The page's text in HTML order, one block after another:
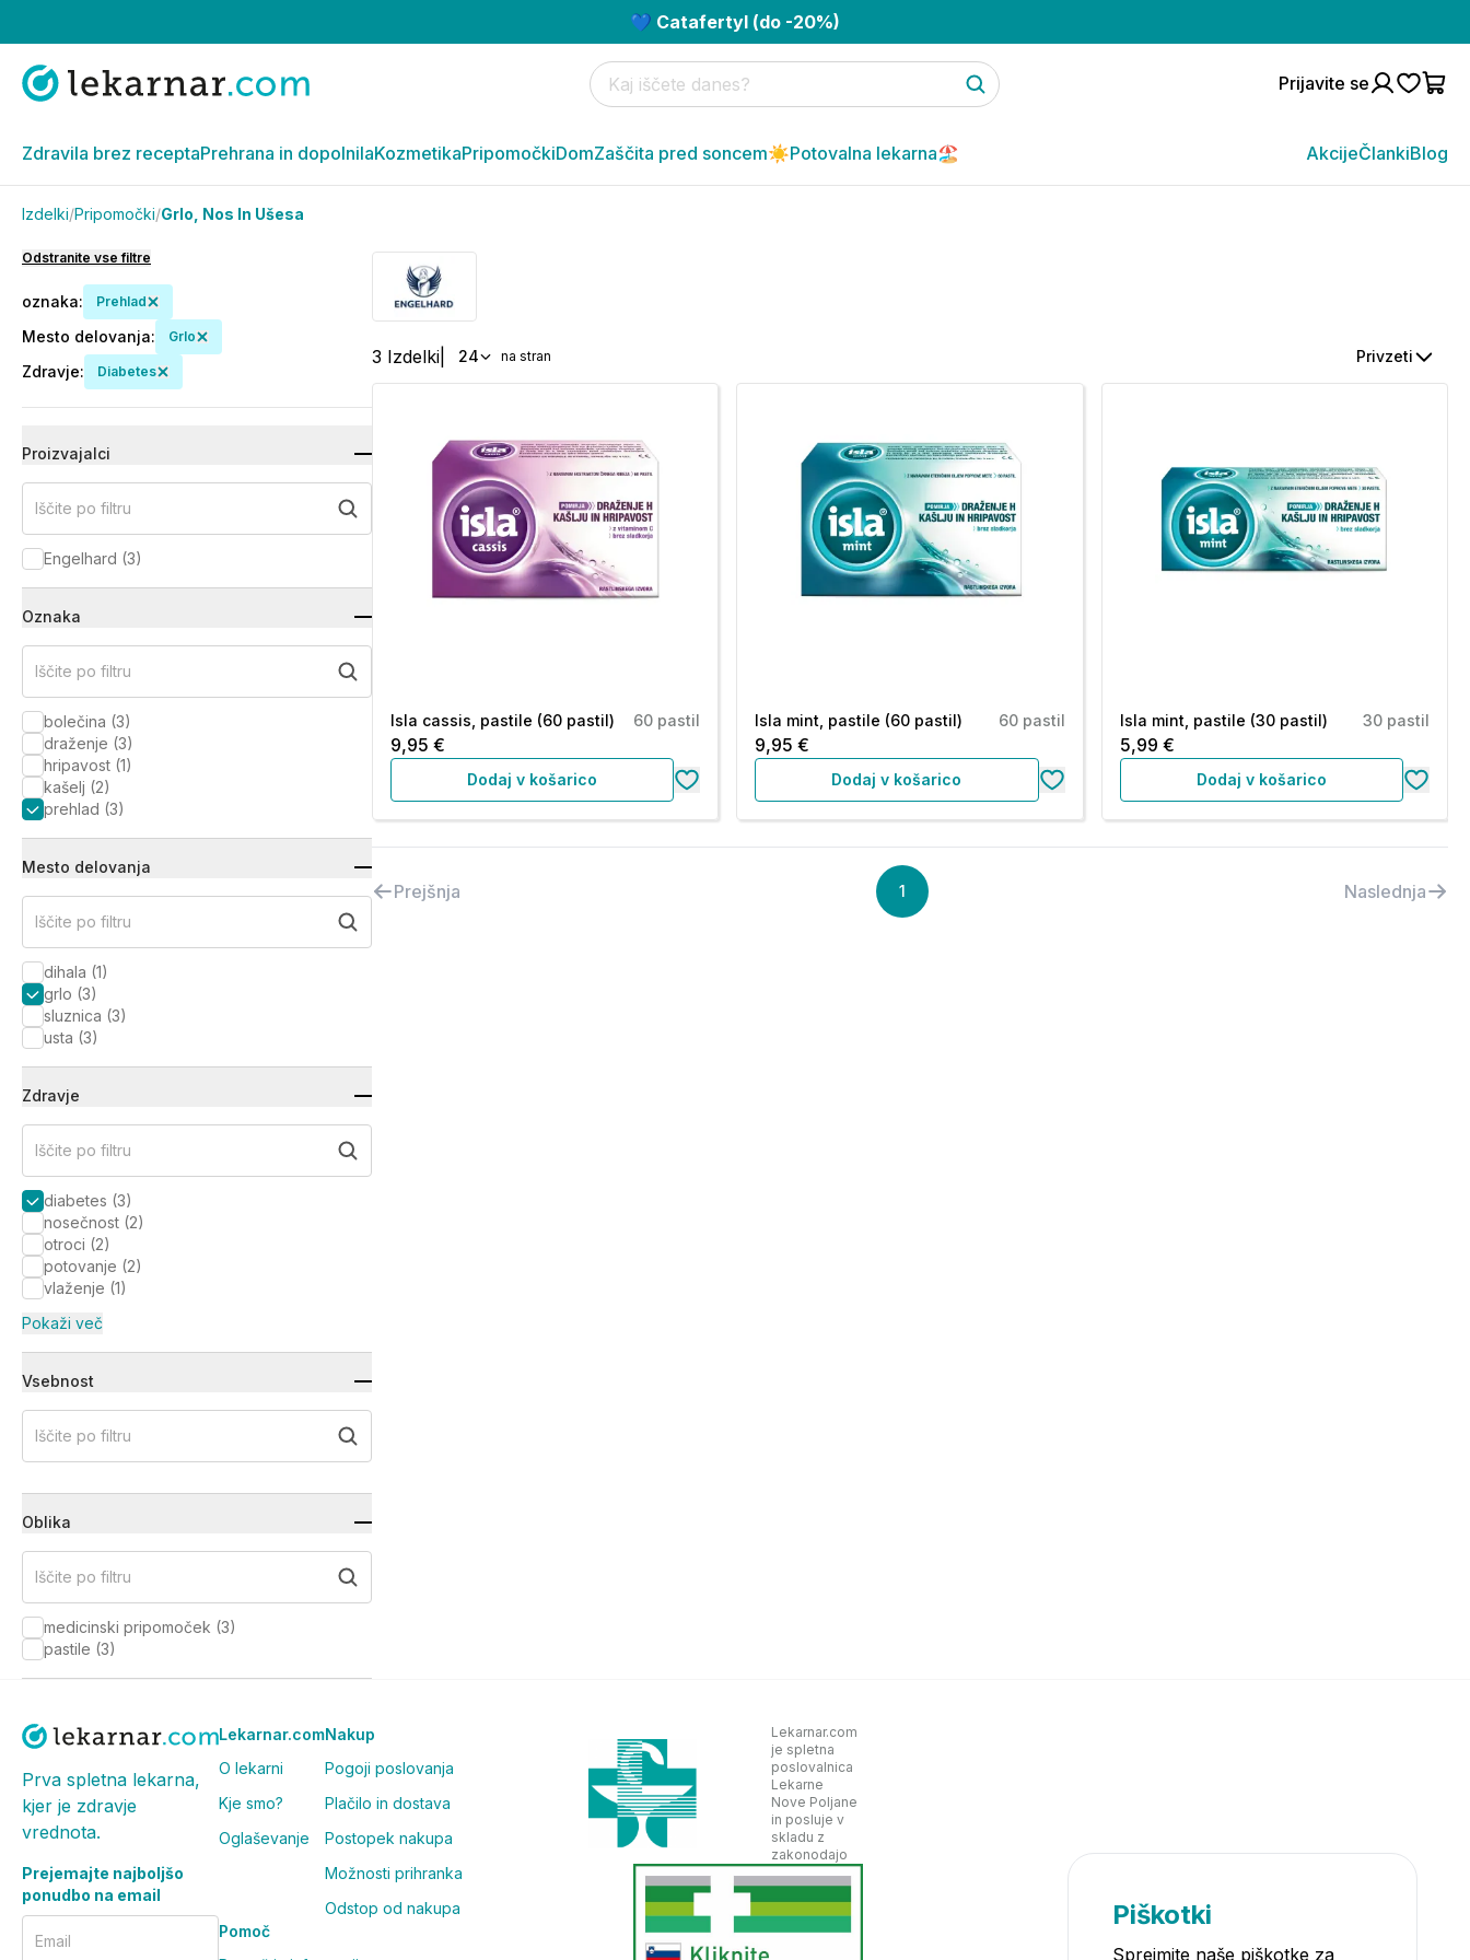
💙 Catafertyl (do -20%)
Prijavite se
Zdravila brez receptaPrehrana in dopolnilaKozmetikaPripomočkiDomZaščita pred soncem☀️Potovalna lekarna🏖️ AkcijeČlankiBlog
Izdelki/Pripomočki/Grlo, Nos In Ušesa
Odstranite vse filtre
oznaka: Prehlad
Mesto delovanja: Grlo
Zdravje: Diabetes
Proizvajalci
Iščite po filtru
Engelhard (3)
Oznaka
Iščite po filtru
bolečina (3)
draženje (3)
hripavost (1)
kašelj (2)
prehlad (3)
Mesto delovanja
Iščite po filtru
dihala (1)
grlo (3)
sluznica (3)
usta (3)
Zdravje
Iščite po filtru
diabetes (3)
nosečnost (2)
otroci (2)
potovanje (2)
vlaženje (1)
Pokaži več
Vsebnost
Iščite po filtru
Oblika
Iščite po filtru
medicinski pripomoček (3)
pastile (3)
3 Izdelki 24 na stran Privzeti
Isla cassis, pastile (60 pastil) 60 pastil
9,95 €
Dodaj v košarico
Isla mint, pastile (60 pastil) 60 pastil
9,95 €
Dodaj v košarico
Isla mint, pastile (30 pastil) 30 pastil
5,99 €
Dodaj v košarico
Prejšnja 1 Naslednja
Prva spletna lekarna,
kjer je zdravje
vrednota.
Prejemajte najboljšo
ponudbo na email
Email
Lekarnar.com
O lekarni
Kje smo?
Oglaševanje
Nakup
Pogoji poslovanja
Plačilo in dostava
Postopek nakupa
Možnosti prihranka
Odstop od nakupa
Pomoč
Lekarnar.com
je spletna
poslovalnica
Lekarne
Nove Poljane
in posluje v
skladu z
zakonodajo
Piškotki
Sprejmite naše piškotke za